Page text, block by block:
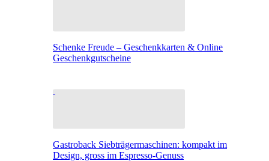
Schenke Freude – Geschenkkarten & Online
Geschenkgutscheine
Gastroback Siebträgermaschinen: kompakt im
Design, gross im Espresso-Genuss